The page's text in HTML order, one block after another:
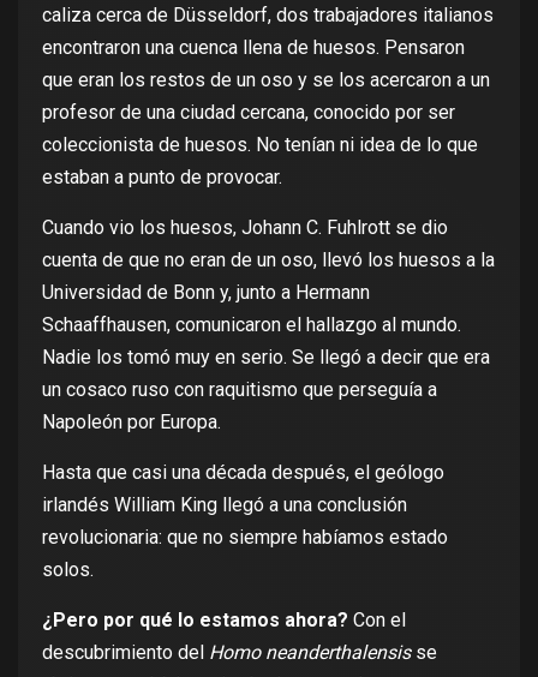
caliza cerca de Düsseldorf, dos trabajadores italianos
encontraron una cuenca llena de huesos. Pensaron
que eran los restos de un oso y se los acercaron a un
profesor de una ciudad cercana, conocido por ser
coleccionista de huesos. No tenían ni idea de lo que
estaban a punto de provocar.
Cuando vio los huesos, Johann C. Fuhlrott se dio
cuenta de que no eran de un oso, llevó los huesos a la
Universidad de Bonn y, junto a Hermann
Schaaffhausen, comunicaron el hallazgo al mundo.
Nadie los tomó muy en serio. Se llegó a decir que era
un cosaco ruso con raquitismo que perseguía a
Napoleón por Europa.
Hasta que casi una década después, el geólogo
irlandés William King llegó a una conclusión
revolucionaria: que no siempre habíamos estado
solos.
¿Pero por qué lo estamos ahora? Con el
descubrimiento del Homo neanderthalensis se